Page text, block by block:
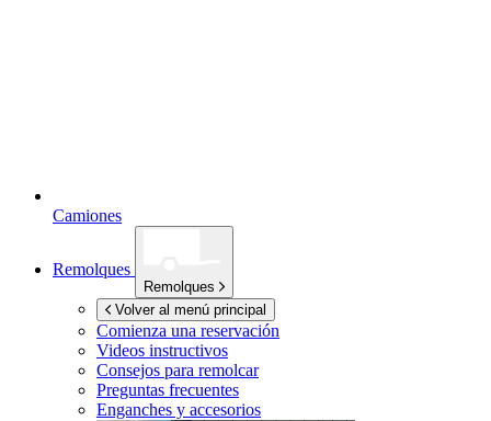
Camiones
Remolques
Remolques
Volver al menú principal
Comienza una reservación
Videos instructivos
Consejos para remolcar
Preguntas frecuentes
Enganches y accesorios